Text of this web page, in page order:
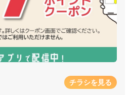
チラシを見る